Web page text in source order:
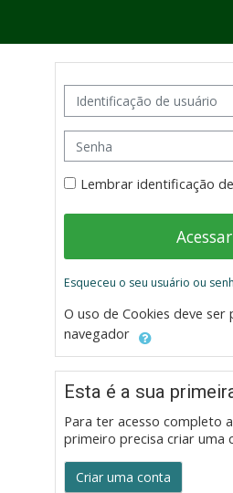
Identificação de usuário
Senha
Lembrar identificação
Acessar
Esqueceu o seu usuário ou
O uso de Cookies deve
navegador
Esta é a sua
Para ter acesso completo
primeiro precisa criar uma
Criar uma conta